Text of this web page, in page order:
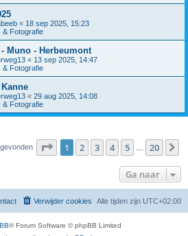
« 18 sep 2025, 15:23
& Fotografie
Muno - Herbeumont
« 13 sep 2025, 14:47
& Fotografie
« 29 aug 2025, 14:08
& Fotografie
Pagina van 20
1 2 3 4 5 20
Ga naar
Alle tijden zijn UTC+02:00
Verwijder cookies
® Forum Software © phpBB Limited